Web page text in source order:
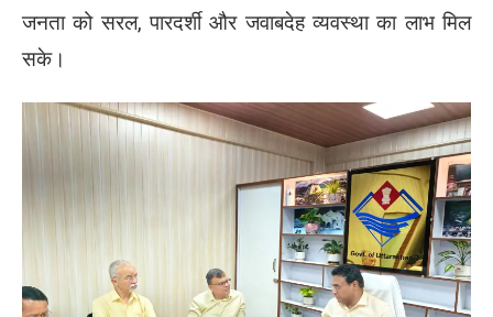
जनता को सरल, पारदर्शी और जवाबदेह व्यवस्था का लाभ मिल
सके।